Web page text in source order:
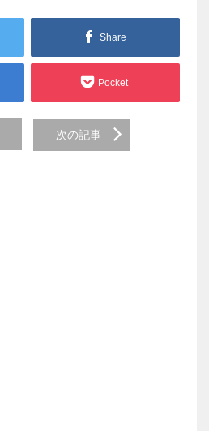
Share
Pocket
次の記事